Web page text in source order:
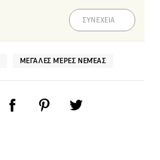
ΣΥΝΕΧΕΙΑ
ΜΕΓΆΛΕΣ ΜΈΡΕΣ ΝΕΜΈΑΣ